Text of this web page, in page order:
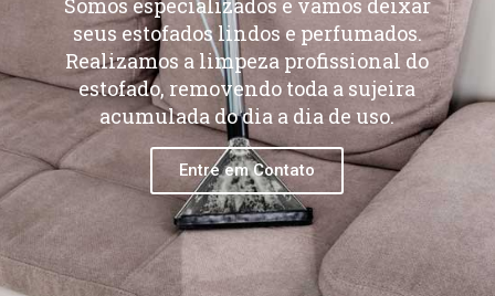
seus estofados lindos e perfumados.
Realizamos a limpeza profissional do
estofado, removendo toda a sujeira
acumulada do dia a dia de uso.
Entre em Contato